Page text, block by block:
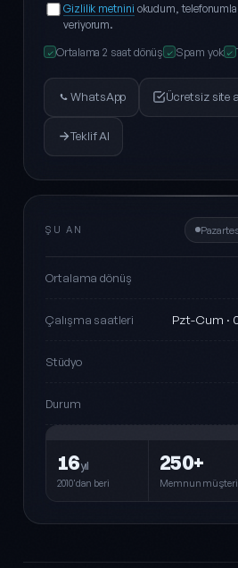
Gizlilik metnini okudum,
veriyorum.
✓ Ortalama 2 saat dönüş ✓ Spam yok ✓
WhatsApp Ücretsiz site
Teklif Al
ŞU AN
Ortalama dönüş
Çalışma saatleri Pzt-Cum ·
Stüdyo
Durum
16yıl
2010'dan beri
250+
Memnun müşteri